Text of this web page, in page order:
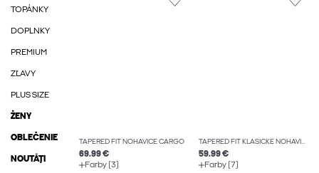
TOPÁNKY
DOPLNKY
PREMIUM
ZĽAVY
PLUS SIZE
ŽENY
OBLEČENIE
NOUTĂȚI
TAPERED FIT NOHAVICE CARGO
69.99 €
Farby (3)
TAPERED FIT KLASICKÉ NOHAVICE
59.99 €
Farby (7)